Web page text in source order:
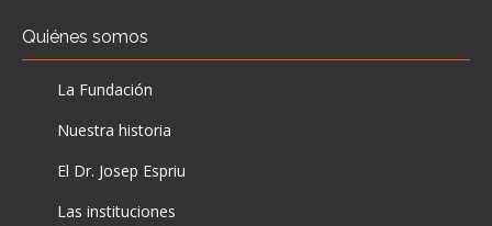
Quiénes somos
La Fundación
Nuestra historia
El Dr. Josep Espriu
Las instituciones